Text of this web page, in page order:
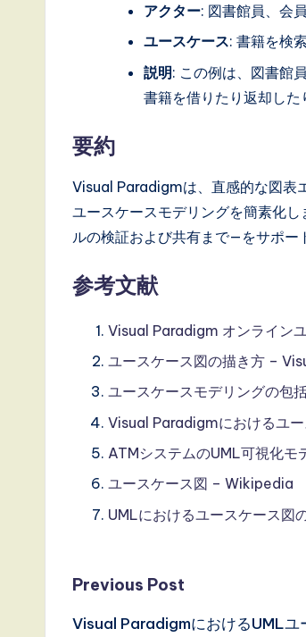
アクター: 図書館員、会
ユースケース: 書籍を検
説明: この例は、図書館
書籍を借りたり返却した
要約
Visual Paradigmは、直感的な図表
ユースケースモデリングを簡素化
ルの検証および共有まで—をサポー
参考文献
Visual Paradigm オンライン
ユースケース図の描き方 –
ユースケースモデリングの包
Visual Paradigmにおけるユ
ATMシステムのUML可視化
ユースケース図 – Wikipedia
UMLにおけるユースケース
Post
Previous Post
Visual ParadigmにおけるUMLユ